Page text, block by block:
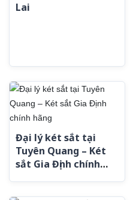
Lai
Đại lý két sắt tại
Tuyên Quang – Két
sắt Gia Định chính